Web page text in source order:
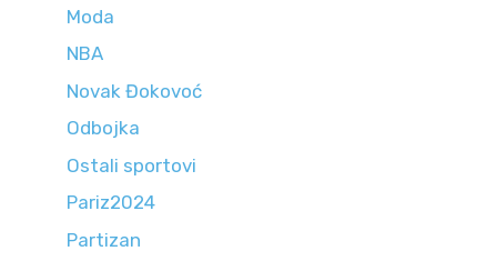
Moda
NBA
Novak Đokovoć
Odbojka
Ostali sportovi
Pariz2024
Partizan